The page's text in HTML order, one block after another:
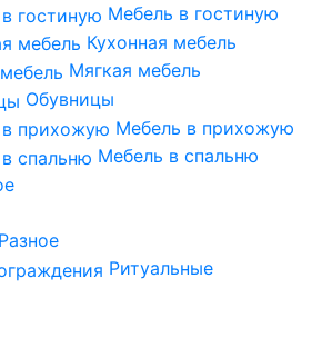
Мебель в гостиную
Кухонная мебель
Мягкая мебель
Обувницы
Мебель в прихожую
Мебель в спальню
Разное
Ритуальные